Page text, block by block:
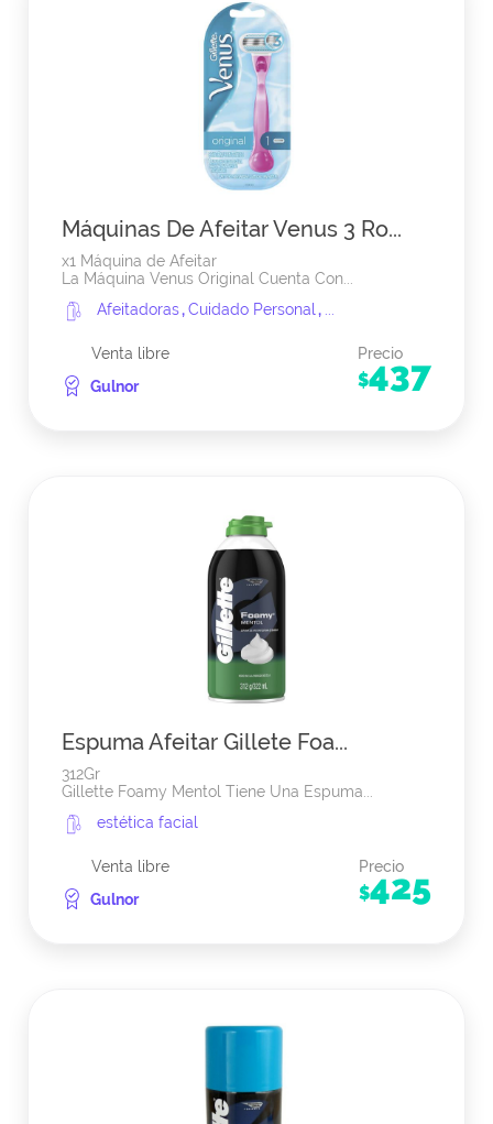
Máquinas De Afeitar Venus 3 Ro...
x1 Máquina de Afeitar
La Máquina Venus Original Cuenta Con...
Afeitadoras,Cuidado Personal,
Venta libre
Gulnor
Precio
$437
Espuma Afeitar Gillete Foa...
312Gr
Gillette Foamy Mentol Tiene Una Espuma...
estética facial
Venta libre
Gulnor
Precio
$425